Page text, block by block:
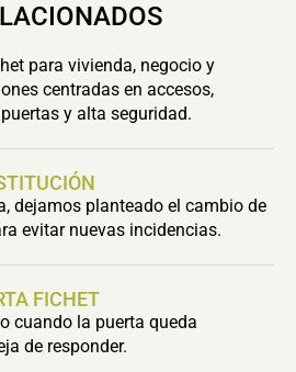
para vivienda, negocio y
centradas en accesos,
y alta seguridad.
dejamos planteado el cambio de
evitar nuevas incidencias.
FICHET
cuando la puerta queda
de responder.